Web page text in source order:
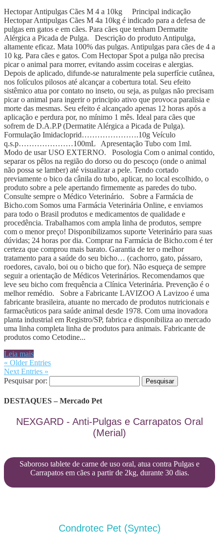
Hectopar Antipulgas Cães M 4 a 10kg Principal indicação
Hectopar Antipulgas Cães M 4a 10kg é indicado para a defesa de
pulgas em gatos e em cães. Para cães que tenham Dermatite
Alérgica a Picada de Pulga. Descrição do produto Antipulga,
altamente eficaz. Mata 100% das pulgas. Antipulgas para cães de 4 a
10 kg. Para cães e gatos. Com Hectopar Spot a pulga não precisa
picar o animal para morrer, evitando assim coceiras e alergias.
Depois de aplicado, difunde-se naturalmente pela superfície cutânea,
nos folículos pilosos até alcançar a cobertura total. Seu efeito
sistêmico atua por contato no inseto, ou seja, as pulgas não precisam
picar o animal para ingerir o principio ativo que provoca paralisia e
morte das mesmas. Seu efeito é alcançado apenas 12 horas após a
aplicação e perdura por, no mínimo 1 mês. Ideal para cães que
sofrem de D.A.P.P (Dermatite Alérgica a Picada de Pulga).
Formulação Imidacloprid………………….10g Veículo
q.s.p…………………100mL Apresentação Tubo com 1ml.
Modo de usar USO EXTERNO. Posologia Com o animal contido,
separar os pêlos na região do dorso ou do pescoço (onde o animal
não possa se lamber) até visualizar a pele. Tendo cortado
previamente o bico da cânila do tubo, aplicar, no local escolhido, o
produto sobre a pele apertando firmemente as paredes do tubo.
Consulte sempre o Médico Veterinário. Sobre a Farmácia de
Bicho.com Somos uma Farmácia Veterinária Online, e enviamos
para todo o Brasil produtos e medicamentos de qualidade e
procedência. Trabalhamos com ampla linha de produtos, sempre
com o menor preço! Disponibilizamos suporte Veterinário para suas
dúvidas; 24 horas por dia. Comprar na Farmácia de Bicho.com é ter
certeza que comprou mais barato. Garantia de ter o melhor
tratamento para a saúde do seu bicho… (cachorro, gato, pássaro,
roedores, cavalo, boi ou o bicho que for). Não esqueça de sempre
seguir a orientação de Médicos Veterinários. Recomendamos que
leve seu bicho com frequência a Clínica Veterinária. Prevenção é o
melhor remédio. Sobre a Fabricante LAVIZOO A Lavizoo é uma
fabricante brasileira, atuante no mercado de produtos nutricionais e
farmacêuticos para saúde animal desde 1978. Com uma inovadora
planta industrial em Registro/SP, fabrica e disponibiliza ao mercado
uma linha completa linha de produtos para animais. Fabricante de
produtos como Cetodine...
Leia mais
« Older Entries
Next Entries »
Pesquisar por:
DESTAQUES – Mercado Pet
NEXGARD - Anti-Pulgas e Carrapatos Oral
(Merial)
Saboroso tablete de carne de uso oral, atua contra Pulgas e
Carrapatos em cães a partir de 2kg, durante 30 dias.
Condrotec Pet (Syntec)